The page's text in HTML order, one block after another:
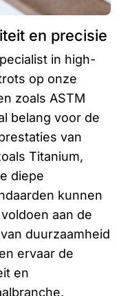
en precisie
in high-
op onze
zoals ASTM
belang voor de
van
Titanium,
diepe
kunnen
aan de
duurzaamheid
ervaar de
en